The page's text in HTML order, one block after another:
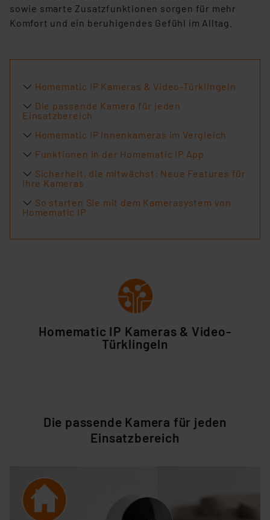
sowie smarte Zusatzfunktionen sorgen für mehr
Komfort und ein beruhigendes Gefühl im Alltag.
Homematic IP Kameras & Video-Türklingeln
Die passende Kamera für jeden
Einsatzbereich
Homematic IP Innenkameras im Vergleich
Funktionen in der Homematic IP App
Sicherheit, die mitwächst: Neue Features für
Ihre Kameras
So starten Sie mit dem Kamerasystem von
Homematic IP
Homematic IP Kameras & Video-
Türklingeln
Die passende Kamera für jeden
Einsatzbereich